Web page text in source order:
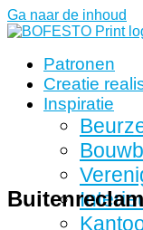
Ga naar de inhoud
Patronen
Creatie
Inspiratie